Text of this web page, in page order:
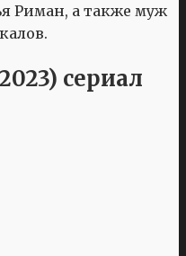
Риман, а также муж
сериал